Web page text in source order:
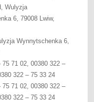
Wulyzja
6, 79008 Lwiw,
Wynnytschenka 6,
75 71 02, 00380 322 –
322 – 75 33 24
75 71 02, 00380 322 –
322 – 75 33 24